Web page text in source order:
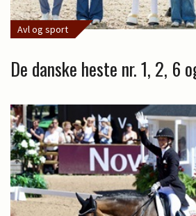
Avl og sport
De danske heste nr. 1, 2, 6